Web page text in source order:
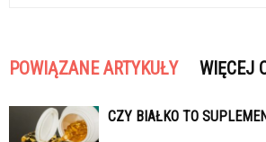
POWIĄZANE ARTYKUŁY WIĘCEJ
CZY BIAŁKO TO